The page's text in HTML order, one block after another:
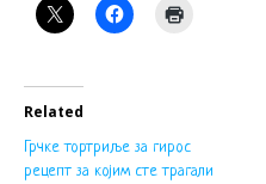
Related
Грчке тортриље за гирос
рецепт за којим сте трагали